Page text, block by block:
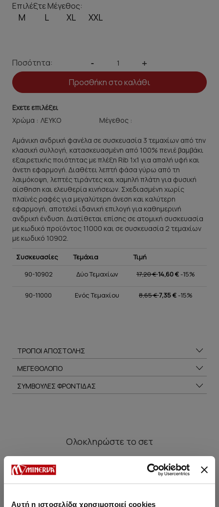
Αυτή η ιστοσελίδα χρησιμοποιεί cookies
Επιλέξτε Μέγεθος:
M L XL XXL
Ποσότητα: - +
Προσθήκη στο καλάθι
Εχετε επιλέξει
Χρώμα :
Μέγεθος :
Αμάνικη ανδρική φανέλα σε συσκευασία 3 τεμαχίων από την
κλασική συλλογή, κατασκευασμένη από 100% πενιέ βαμβάκι
εξαιρετικής ποιότητας με πλέξη Rib 1x1 για απαλή υφή και
άνετη εφαρμογή. Διαθέτει λεπτή φάσα γύρω από τη
λαιμόκοψη, λεπτές τιράντες και χαμηλή πλάτη για φυσική
αίσθηση και ελευθερία κινήσεων. Σχεδιασμένη χωρίς
πλαϊνές ραφές για μεγαλύτερη άνεση και καλύτερη
εφαρμογή, αποτελεί ιδανική επιλογή για καθημερινή
ανδρική ένδυση. Διατίθεται επίσης σε ατομική συσκευασία
με κωδικό προϊόντος 11000 και σε συσκευασία 2 τεμαχίων
με κωδικό 10902.
Συσκευασίες Τεμάχια
Τιμή
90-10902
Δύο Τεμαχίων 17,20 €14,60 €-15%
90-11000 Ενός Τεμαχίου 8,65 €7,35 €-15%
ΤΡΟΠΟΙ ΑΠΟΣΤΟΛΗΣ
ΜΕΓΕΘΟΛΟΓΙΟ
ΣΥΜΒΟΥΛΕΣ ΦΡΟΝΤΙΔΑΣ
Ολοκληρώστε το σετ